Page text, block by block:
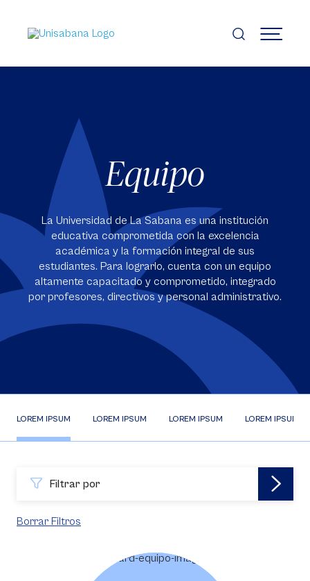
contenido
principal
MENÚ
Equipo
La Universidad de La Sabana es una institución
educativa comprometida con la excelencia
académica y la formación integral de sus
estudiantes. Para lograrlo, cuenta con un equipo
altamente capacitado y comprometido, integrado
por profesores, directivos y personal administrativo.
LOREM IPSUM LOREM IPSUM LOREM IPSUM LOREM IPSUM
Filtrar por
Borrar Filtros